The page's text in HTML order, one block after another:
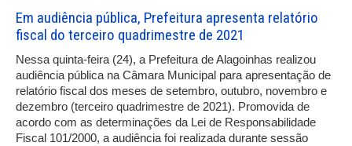
Em audiência pública, Prefeitura apresenta relatório
fiscal do terceiro quadrimestre de 2021
Nessa quinta-feira (24), a Prefeitura de Alagoinhas realizou
audiência pública na Câmara Municipal para apresentação de
relatório fiscal dos meses de setembro, outubro, novembro e
dezembro (terceiro quadrimestre de 2021). Promovida de
acordo com as determinações da Lei de Responsabilidade
Fiscal 101/2000, a audiência foi realizada durante sessão